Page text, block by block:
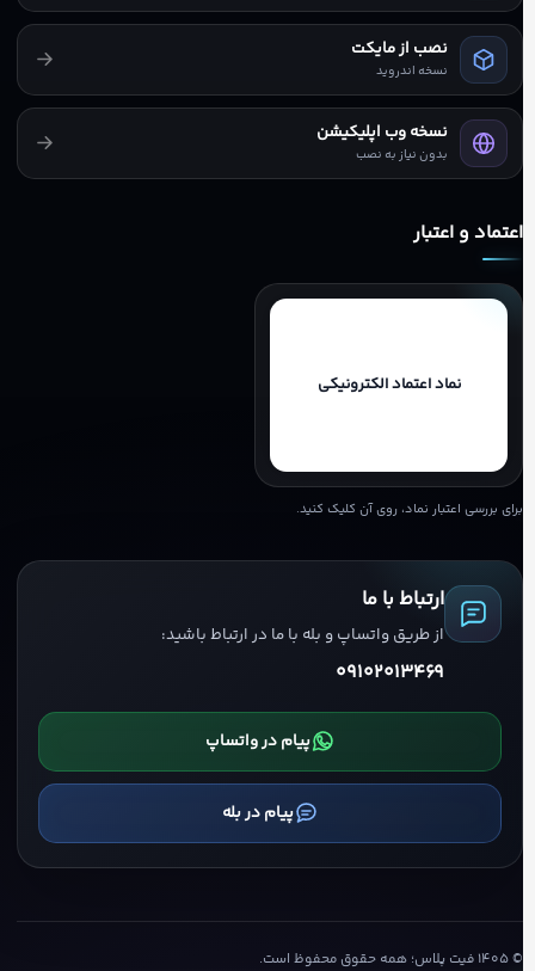
نصب از مایکت
نسخه اندروید
نسخه وب اپلیکیشن
بدون نیاز به نصب
اعتماد و اعتبار
نماد اعتماد الکترونیکی
برای بررسی اعتبار نماد، روی آن کلیک کنید.
ارتباط با ما
از طریق واتساپ و بله با ما در ارتباط باشید:
09102013469
پیام در واتساپ
پیام در بله
©۱۴۰۵فیت پلاس؛ همه حقوق محفوظ است.